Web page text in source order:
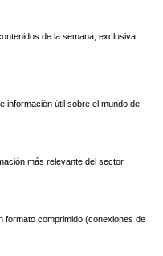
de la semana, exclusiva
información útil sobre el mundo de
más relevante del sector
formato comprimido (conexiones de